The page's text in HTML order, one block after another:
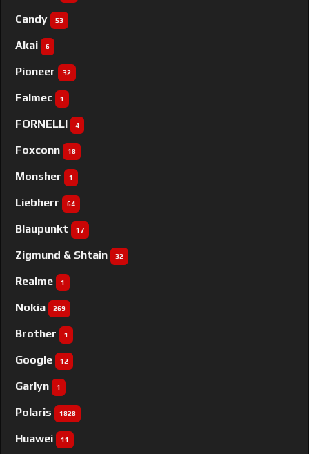
Candy 53
Akai 6
Pioneer 32
Falmec 1
FORNELLI 4
Foxconn 18
Monsher 1
Liebherr 64
Blaupunkt 17
Zigmund & Shtain 32
Realme 1
Nokia 269
Brother 1
Google 12
Garlyn 1
Polaris 1828
Huawei 11